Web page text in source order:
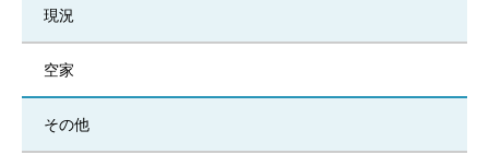
現況
空家
その他